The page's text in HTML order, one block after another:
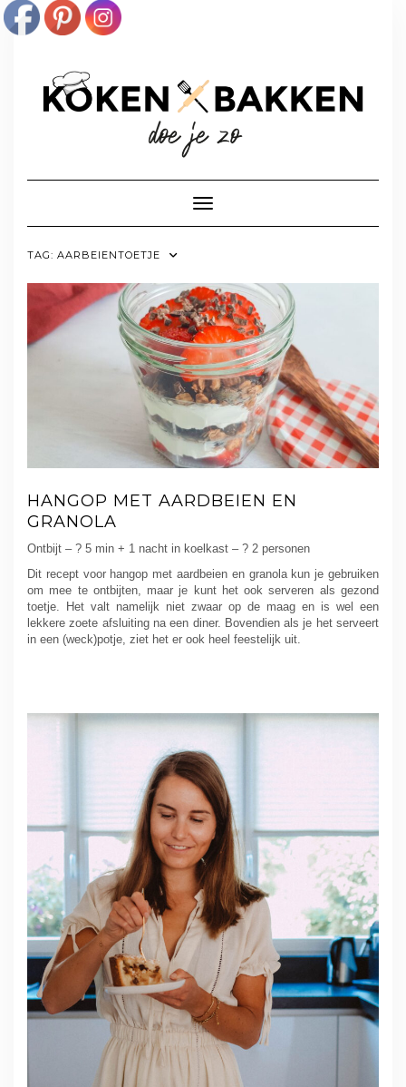
Toggle navigatie
TAG: AARBEIENTOETJE
HANGOP MET AARDBEIEN EN
GRANOLA
Ontbijt – ? 5 min + 1 nacht in koelkast – ? 2 personen
Dit recept voor hangop met aardbeien en granola kun je gebruiken
om mee te ontbijten, maar je kunt het ook serveren als gezond
toetje. Het valt namelijk niet zwaar op de maag en is wel een
lekkere zoete afsluiting na een diner. Bovendien als je het serveert
in een (weck)potje, ziet het er ook heel feestelijk uit.